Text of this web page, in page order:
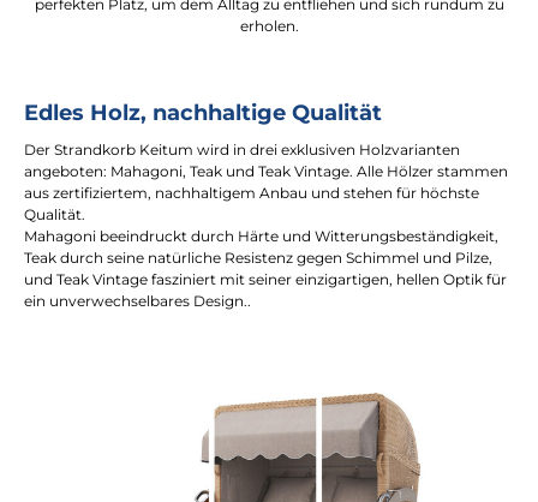
perfekten Platz, um dem Alltag zu entfliehen und sich rundum zu
erholen.
Edles Holz, nachhaltige Qualität
Der Strandkorb Keitum wird in drei exklusiven Holzvarianten
angeboten: Mahagoni, Teak und Teak Vintage. Alle Hölzer stammen
aus zertifiziertem, nachhaltigem Anbau und stehen für höchste
Qualität.
Mahagoni beeindruckt durch Härte und Witterungsbeständigkeit,
Teak durch seine natürliche Resistenz gegen Schimmel und Pilze,
und Teak Vintage fasziniert mit seiner einzigartigen, hellen Optik für
ein unverwechselbares Design..